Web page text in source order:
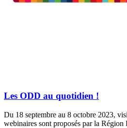
Les ODD au quotidien !
Du 18 septembre au 8 octobre 2023,
webinaires sont proposés par la